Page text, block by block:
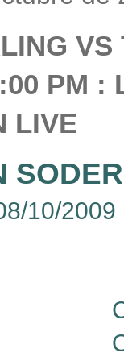
PM :
LIVE
10/2009